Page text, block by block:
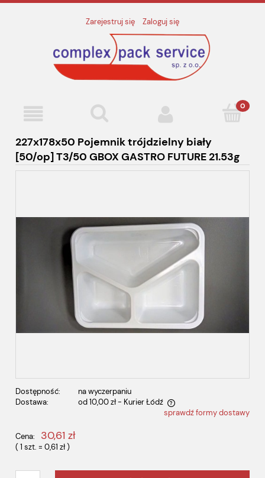
Zarejestruj się Zaloguj się
227x178x50 Pojemnik trójdzielny biały
[50/op] T3/50 GBOX GASTRO FUTURE 21.53g
Dostępność:
na wyczerpaniu
Dostawa:
od 10,00 zł - Kurier Łódź
Cena nie zawiera ewentualnych kosztów płatnościsprawdź formy dostawy
Cena: 30,61 zł
( 1 szt. = 0,61 zł)